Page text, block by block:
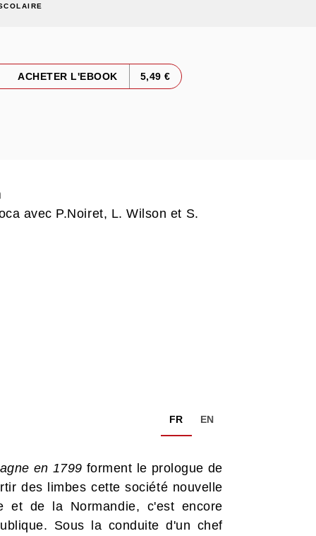
ACHETER L'EBOOK 5,49 €
avec P.Noiret, L. Wilson et S.
FR EN
en 1799 forment le prologue de
des limbes cette société nouvelle
et de la Normandie, c'est encore
Sous la conduite d'un chef